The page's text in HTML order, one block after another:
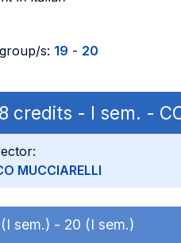
s: 19 - 20
credits - I sem. -
MUCCIARELLI
sem.) - 20 (I sem.)